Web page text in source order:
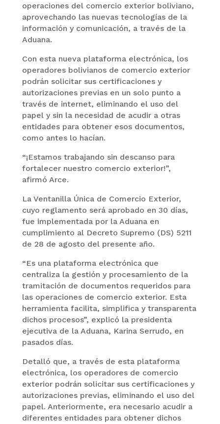
operaciones del comercio exterior boliviano,
aprovechando las nuevas tecnologías de la
información y comunicación, a través de la
Aduana.
Con esta nueva plataforma electrónica, los
operadores bolivianos de comercio exterior
podrán solicitar sus certificaciones y
autorizaciones previas en un solo punto a
través de internet, eliminando el uso del
papel y sin la necesidad de acudir a otras
entidades para obtener esos documentos,
como antes lo hacían.
“¡Estamos trabajando sin descanso para
fortalecer nuestro comercio exterior!”,
afirmó Arce.
La Ventanilla Única de Comercio Exterior,
cuyo reglamento será aprobado en 30 días,
fue implementada por la Aduana en
cumplimiento al Decreto Supremo (DS) 5211
de 28 de agosto del presente año.
“Es una plataforma electrónica que
centraliza la gestión y procesamiento de la
tramitación de documentos requeridos para
las operaciones de comercio exterior. Esta
herramienta facilita, simplifica y transparenta
dichos procesos”, explicó la presidenta
ejecutiva de la Aduana, Karina Serrudo, en
pasados días.
Detalló que, a través de esta plataforma
electrónica, los operadores de comercio
exterior podrán solicitar sus certificaciones y
autorizaciones previas, eliminando el uso del
papel. Anteriormente, era necesario acudir a
diferentes entidades para obtener dichos